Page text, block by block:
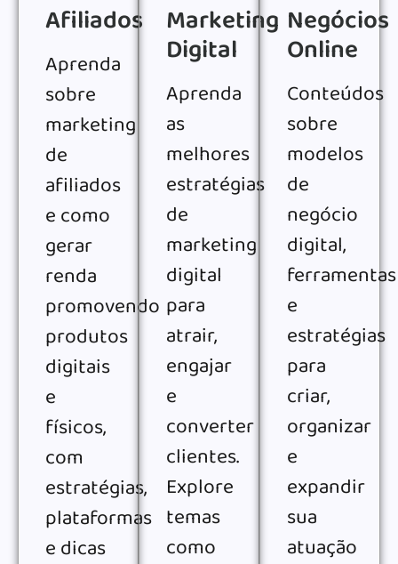
Afiliados
Aprenda
sobre
marketing
de
afiliados
e como
gerar
renda
promovendo
produtos
digitais
e
físicos,
com
estratégias,
plataformas
e dicas
Marketing
Digital
Aprenda
as
melhores
estratégias
de
marketing
digital
para
atrair,
engajar
e
converter
clientes.
Explore
temas
como
Negócios
Online
Conteúdos
sobre
modelos
de
negócio
digital,
ferramentas
e
estratégias
para
criar,
organizar
e
expandir
sua
atuação